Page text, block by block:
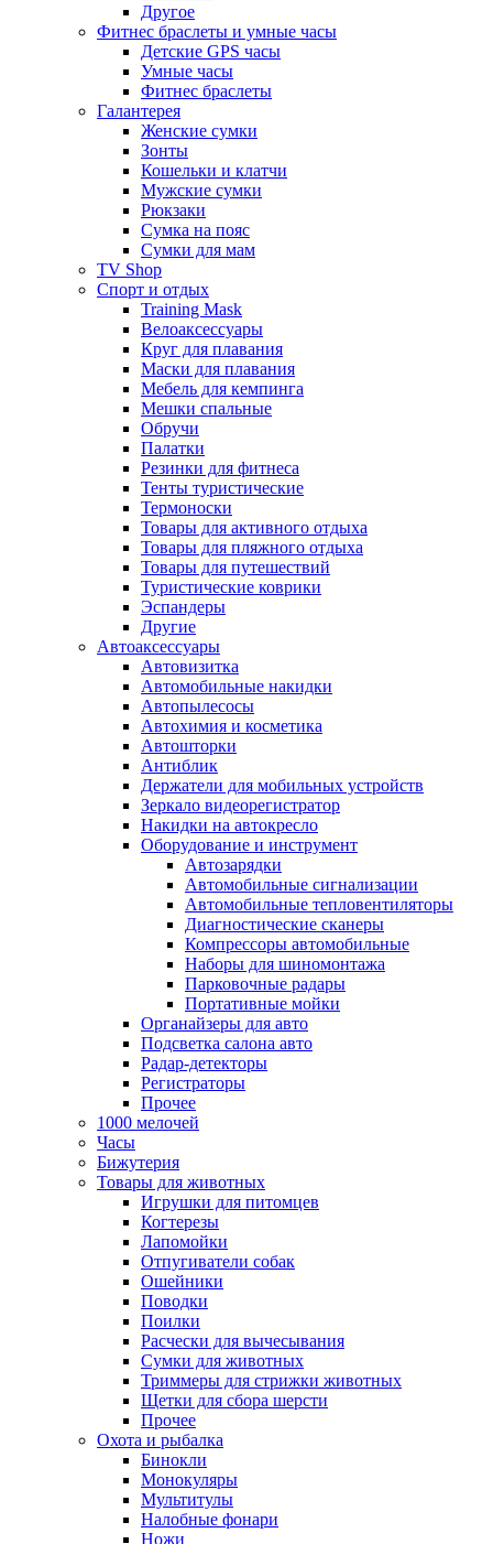
Другое
Фитнес браслеты и умные часы
Детские GPS часы
Умные часы
Фитнес браслеты
Галантерея
Женские сумки
Зонты
Кошельки и клатчи
Мужские сумки
Рюкзаки
Сумка на пояс
Сумки для мам
TV Shop
Спорт и отдых
Training Mask
Велоаксессуары
Круг для плавания
Маски для плавания
Мебель для кемпинга
Мешки спальные
Обручи
Палатки
Резинки для фитнеса
Тенты туристические
Термоноски
Товары для активного отдыха
Товары для пляжного отдыха
Товары для путешествий
Туристические коврики
Эспандеры
Другие
Автоаксессуары
Автовизитка
Автомобильные накидки
Автопылесосы
Автохимия и косметика
Автошторки
Антиблик
Держатели для мобильных устройств
Зеркало видеорегистратор
Накидки на автокресло
Оборудование и инструмент
Автозарядки
Автомобильные сигнализации
Автомобильные тепловентиляторы
Диагностические сканеры
Компрессоры автомобильные
Наборы для шиномонтажа
Парковочные радары
Портативные мойки
Органайзеры для авто
Подсветка салона авто
Радар-детекторы
Регистраторы
Прочее
1000 мелочей
Часы
Бижутерия
Товары для животных
Игрушки для питомцев
Когтерезы
Лапомойки
Отпугиватели собак
Ошейники
Поводки
Поилки
Расчески для вычесывания
Сумки для животных
Триммеры для стрижки животных
Щетки для сбора шерсти
Прочее
Охота и рыбалка
Бинокли
Монокуляры
Мультитулы
Налобные фонари
Ножи